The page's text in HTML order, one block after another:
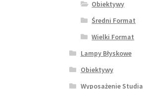
Obiektywy
Średni Format
Wielki Format
Lampy Błyskowe
Obiektywy
Wyposażenie Studia